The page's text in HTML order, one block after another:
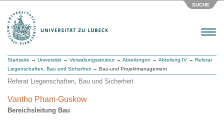
SUCHE
Menu
Startseite → Universität → Verwaltungsstruktur→ Abteilungen → Abteilung IV → Referat
Liegenschaften, Bau und Sicherheit → Bau-und Projektmanagement
Referat Liegenschaften, Bau und Sicherheit
Vantho Pham-Guskow
Bereichsleitung Bau